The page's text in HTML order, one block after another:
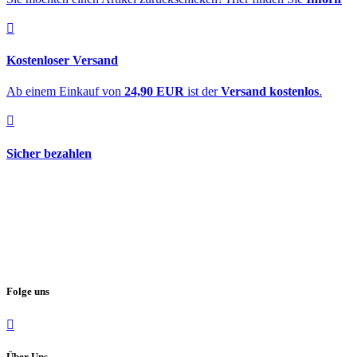
Kostenloser Versand
Ab einem Einkauf von 24,90 EUR ist derVersand kostenlos.
Sicher bezahlen
Folge uns